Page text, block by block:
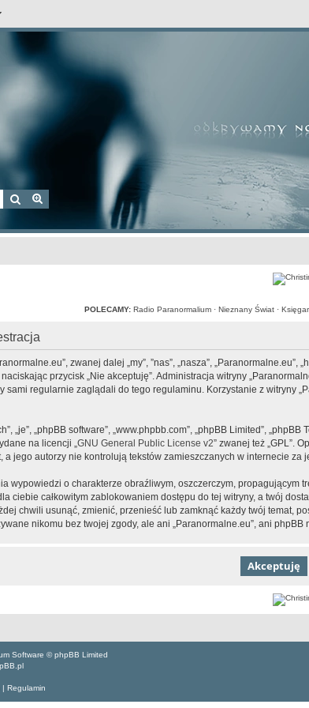
Szukaj Wyszukiwanie zaawansowane
POLECAMY: Radio Paranormalium· Nieznany Świat·
zwanej dalej „my”, ”nas”, „nasza”,
przycisk „Nie akceptuję”. Administracja witryny
sami regularnie zaglądali do tego regulaminu. Korzystanie z witryny
„je”, „phpBB software”, „www.phpbb.com”, „phpBB Limited”,
na licencji „GNU General Public License v2” zwanej też „GPL”.
a jego autorzy nie kontrolują tekstów zamieszczanych w internecie
wypowiedzi o charakterze obraźliwym, oszczerczym,
ciebie całkowitym zablokowaniem dostępu do tej witryny, a twój
chwili usunąć, zmienić, przenieść lub zamknąć każdy twój temat,
nikomu bez twojej zgody, ale ani „Paranormalne.eu”, ani
Software © phpBB Limited
| Regulamin